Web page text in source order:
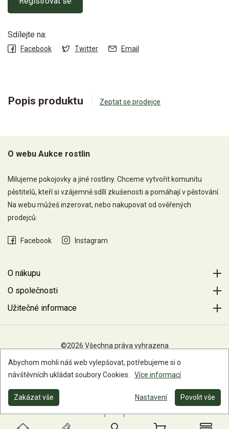
Sdílejte na:
Facebook Twitter Email
Popis produktu Zeptat se prodejce
O webu Aukce rostlin
Milujeme pokojovky a jiné rostliny. Chceme vytvořit komunitu
pěstitelů, kteří si vzájemně sdílí zkušenosti a pomáhají v pěstování.
Na webu můžeš inzerovat, nebo nakupovat od ověřených
prodejců.
Facebook Instagram
O nákupu
O společnosti
Užitečné informace
©2026 Všechna práva vyhrazena
Abychom mohli náš web vylepšovat, potřebujeme si o
návštěvnícíh ukládat soubory Cookies.
Více informací
Zakázat vše Nastavení Povolit vše